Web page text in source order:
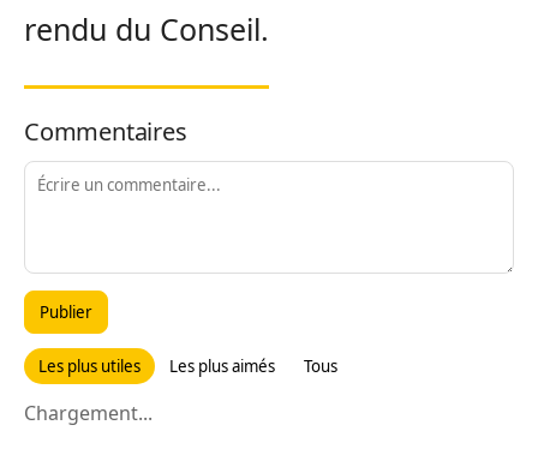
rendu du Conseil.
Commentaires
Publier
Les plus utiles Les plus aimés Tous
Chargement...